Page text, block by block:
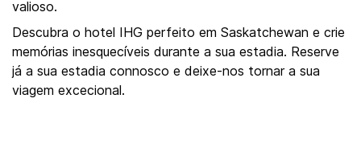
valioso.
Descubra o hotel IHG perfeito em Saskatchewan e crie
memórias inesquecíveis durante a sua estadia. Reserve
já a sua estadia connosco e deixe-nos tornar a sua
viagem excecional.